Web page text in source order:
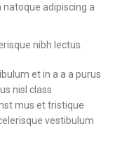
adipiscing a
nibh lectus.
et in a a a purus
nisl class
mus et tristique
vestibulum